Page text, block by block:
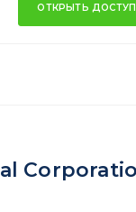
ОТКРЫТЬ ДОСТУП